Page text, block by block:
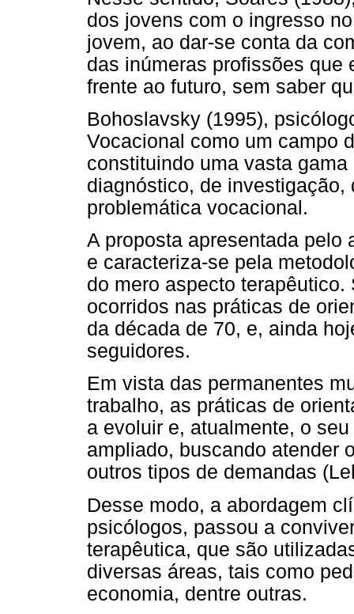
dos jovens com o ingresso
jovem, ao dar-se conta da
das inúmeras profissões que
frente ao futuro, sem saber
Bohoslavsky (1995),
Vocacional como um campo
constituindo uma vasta
diagnóstico, de
problemática vocacional.
A proposta apresentada pelo
e caracteriza-se pela
do mero aspecto
ocorridos nas práticas de
da década de 70, e, ainda
seguidores.
Em vista das permanentes
trabalho, as práticas de
a evoluir e, atualmente, o
ampliado, buscando atender
outros tipos de demandas
Desse modo, a abordagem
psicólogos, passou a
terapêutica, que são
diversas áreas, tais como
economia, dentre outras.